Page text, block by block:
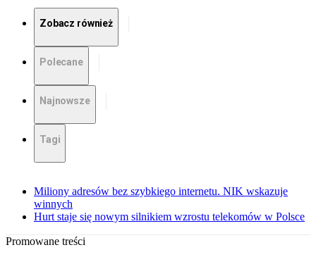
Zobacz również
Polecane
Najnowsze
Tagi
Miliony adresów bez szybkiego internetu. NIK wskazuje
winnych
Hurt staje się nowym silnikiem wzrostu telekomów w Polsce
Promowane treści